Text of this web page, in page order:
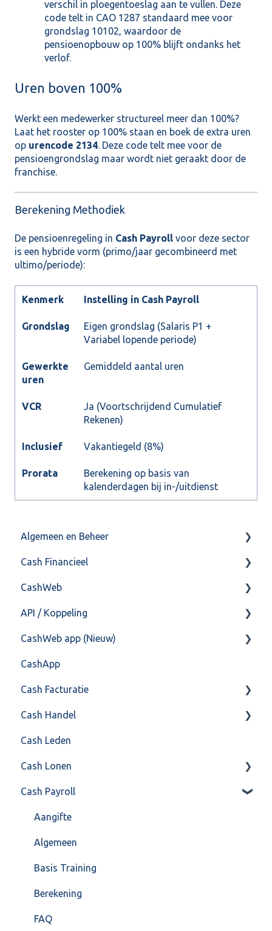
verschil in ploegentoeslag aan te vullen. Deze
code telt in CAO 1287 standaard mee voor
grondslag 10102, waardoor de
pensioenopbouw op 100% blijft ondanks het
verlof.
Uren boven 100%
Werkt een medewerker structureel meer dan 100%?
Laat het rooster op 100% staan en boek de extra uren
op urencode 2134. Deze code telt mee voor de
pensioengrondslag maar wordt niet geraakt door de
franchise.
Berekening Methodiek
De pensioenregeling in Cash Payroll voor deze sector
is een hybride vorm (primo/jaar gecombineerd met
ultimo/periode):
Kenmerk Instelling in Cash Payroll
Grondslag
Eigen grondslag (Salaris P1 +
Variabel lopende periode)
Gewerkte
uren
Gemiddeld aantal uren
VCR
Ja (Voortschrijdend Cumulatief
Rekenen)
Inclusief Vakantiegeld (8%)
Prorata
Berekening op basis van
kalenderdagen bij in-/uitdienst
Algemeen en Beheer
Bank(koppeling)
Import/Export
Postbus
Training & Consultancy
Overig
Cash Financieel
Boekhoud
Fiscaal
Overig
CashWeb
CashHero Layout
Mailen vanuit CASHWeb
Algemeen gebruik
API / Koppeling
Algemeen
Api 3.0 (SOAP API)
API 4.0 (REST API)
CashWeb app (Nieuw)
Veel gestelde vragen
CashApp
Cash Facturatie
Factureren
Instellingen
Algemeen
Formulierlayout
Cash Handel
Inkoop
Verkoop
Voorraad
Overig
VoorraadService & Onderhoud
Cash Leden
Cash Lonen
Algemeen
Inrichting
Jaarafsluiting
Salarisberekening
Overig
FAQ – Beëindiging CASH Lonen en overstap naar
Cash Payroll
Aangifte
Algemeen
Basis Training
Berekening
FAQ